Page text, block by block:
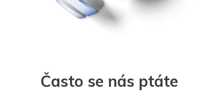
Často se nás ptáte